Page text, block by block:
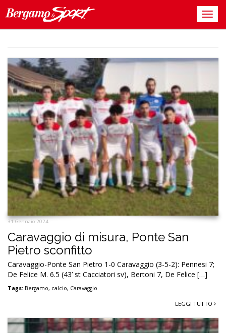
31 Gennaio 2024
Caravaggio di misura, Ponte San
Pietro sconfitto
Caravaggio-Ponte San Pietro 1-0 Caravaggio (3-5-2): Pennesi 7;
De Felice M. 6.5 (43’ st Cacciatori sv), Bertoni 7, De Felice […]
Tags: Bergamo, calcio, Caravaggio
LEGGI TUTTO